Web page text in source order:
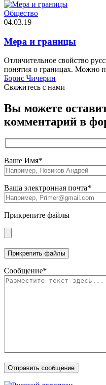
Общество
04.03.19
Мера и границы
Отличительное свойство
понятия о границах. Можно
Борис Чичерин
Свяжитесь c нами
Вы можете
комментарий в
Ваше Имя*
Ваша электронная почта*
Прикрепите файлы
Сообщение*